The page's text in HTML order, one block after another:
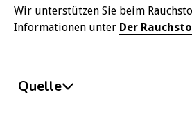
Wir unterstützen Sie beim
Informationen unter Der
Quelle